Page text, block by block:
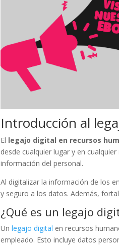
Introducción al
El legajo digital en recursos
desde cualquier lugar y en
información del personal.
Al digitalizar la información de los
y seguro a los datos. Además,
¿Qué es un legajo
Un legajo digital en recursos
empleado. Esto incluye datos